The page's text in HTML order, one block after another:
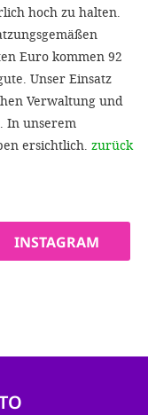
hoch zu halten.
Euro kommen 92
Unser Einsatz
Verwaltung und
In unserem
ersichtlich. zurück
INSTAGRAM